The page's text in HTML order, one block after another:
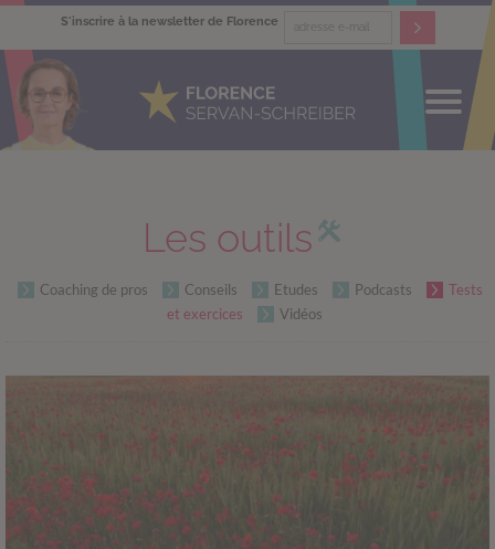
S'inscrire à la newsletter de Florence
Les outils
Coaching de pros Conseils Etudes Podcasts
Tests
et exercices
Vidéos